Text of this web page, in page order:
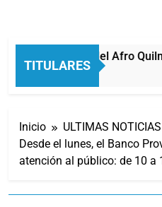
TITULARES
La noche del Afro
5 Horas Atrás
Inicio
ULTIMAS NOTICIAS
Desde el lunes, el Banco
atención al público: de 10 a